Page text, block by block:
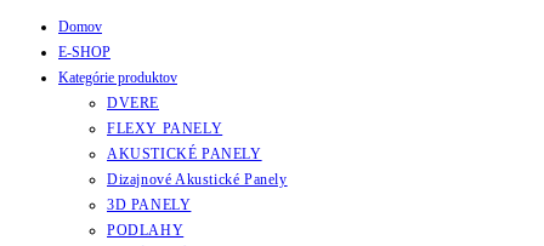
Domov
E-SHOP
Kategórie produktov
DVERE
FLEXY PANELY
AKUSTICKÉ PANELY
Dizajnové Akustické Panely
3D PANELY
PODLAHY